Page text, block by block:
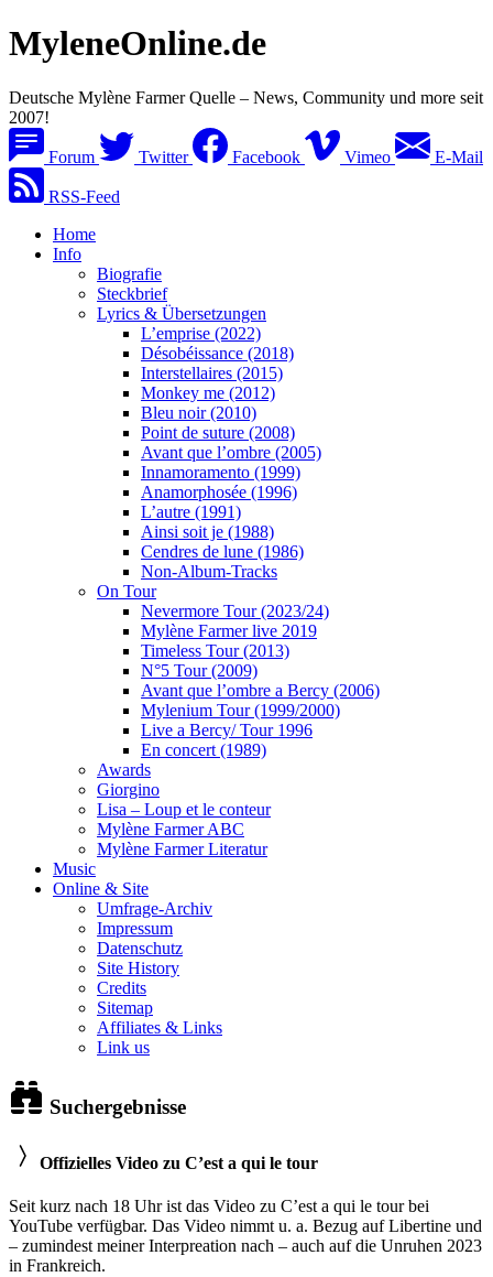
MyleneOnline.de
Deutsche Mylène Farmer Quelle – News, Community und more seit
2007!
Forum Twitter Facebook Vimeo E-Mail
RSS-Feed
Home
Info
Biografie
Steckbrief
Lyrics & Übersetzungen
L’emprise (2022)
Désobéissance (2018)
Interstellaires (2015)
Monkey me (2012)
Bleu noir (2010)
Point de suture (2008)
Avant que l’ombre (2005)
Innamoramento (1999)
Anamorphosée (1996)
L’autre (1991)
Ainsi soit je (1988)
Cendres de lune (1986)
Non-Album-Tracks
On Tour
Nevermore Tour (2023/24)
Mylène Farmer live 2019
Timeless Tour (2013)
N°5 Tour (2009)
Avant que l’ombre a Bercy (2006)
Mylenium Tour (1999/2000)
Live a Bercy/ Tour 1996
En concert (1989)
Awards
Giorgino
Lisa – Loup et le conteur
Mylène Farmer ABC
Mylène Farmer Literatur
Music
Online & Site
Umfrage-Archiv
Impressum
Datenschutz
Site History
Credits
Sitemap
Affiliates & Links
Link us
Suchergebnisse
Offizielles Video zu C’est a qui le tour
Seit kurz nach 18 Uhr ist das Video zu C’est a qui le tour bei
YouTube verfügbar. Das Video nimmt u. a. Bezug auf Libertine und
– zumindest meiner Interpreation nach – auch auf die Unruhen 2023
in Frankreich.